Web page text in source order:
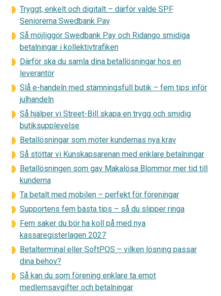
Tryggt, enkelt och digitalt – därför valde SPF
Seniorerna Swedbank Pay
Så möjliggör Swedbank Pay och Ridango smidiga
betalningar i kollektivtrafiken
Därför ska du samla dina betallösningar hos en
leverantör
Slå e-handeln med stämningsfull butik – fem tips inför
julhandeln
Så hjälper vi Street-Bill skapa en trygg och smidig
butiksupplevelse
Betallösningar som möter kundernas nya krav
Så stöttar vi Kunskapsarenan med enklare betalningar
Betallösningen som gav Makalösa Blommor mer tid till
kunderna
Ta betalt med mobilen – perfekt för föreningar
Supportens fem bästa tips – så du slipper ringa
Fem saker du bör ha koll på med nya
kassaregisterlagen 2027
Betalterminal eller SoftPOS – vilken lösning passar
dina behov?
Så kan du som förening enklare ta emot
medlemsavgifter och betalningar